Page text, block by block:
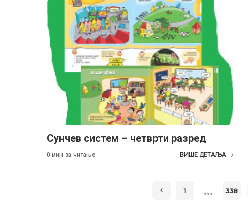
Сунчев систем – четврти разред
0 мин за читање ВИШЕ ДЕТАЉА
1 … 338